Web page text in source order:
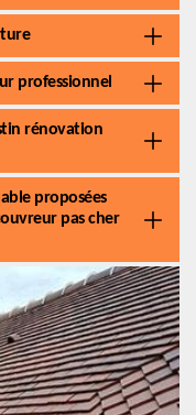
professionnel
rénovation
proposées
pas cher